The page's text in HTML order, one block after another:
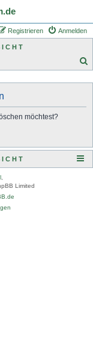
Anmelden
Registrieren
I C H T
möchtest?
I C H T
Limited